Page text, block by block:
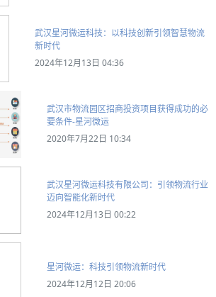
武汉星河微运科技：以科技创新引领智慧物流
新时代
2024年12月13日 04:36
武汉市物流园区招商投资项目获得成功的必
要条件-星河微运
2020年7月22日 10:34
武汉星河微运科技有限公司：引领物流行业
迈向智能化新时代
2024年12月13日 00:22
星河微运：科技引领物流新时代
2024年12月12日 20:06